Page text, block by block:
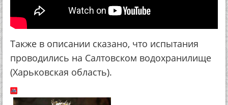
Также в описании сказано, что испытания
проводились на Салтовском водохранилище
(Харьковская область).